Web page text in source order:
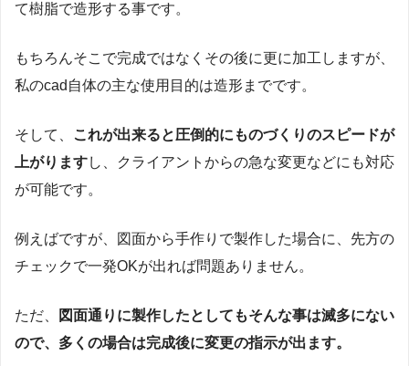
て樹脂で造形する事です。
もちろんそこで完成ではなくその後に更に加工しますが、
私のcad自体の主な使用目的は造形までです。
そして、
これが出来ると圧倒的にものづくりのスピードが
上がりますし、クライアントからの急な変更などにも対応
が可能です。
例えばですが、図面から手作りで製作した場合に、先方の
チェックで一発OKが出れば問題ありません。
ただ、
図面通りに製作したとしてもそんな事は滅多にない
ので、多くの場合は完成後に変更の指示が出ます。